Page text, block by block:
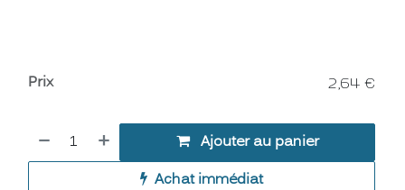
Ajouter au panier
Achat immédiat
Prix 2,64 €